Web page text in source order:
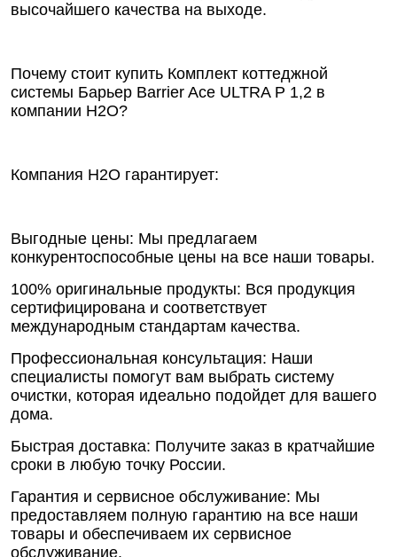
высочайшего качества на выходе.
Почему стоит купить Комплект коттеджной
системы Барьер Barrier Ace ULTRA P 1,2 в
компании Н2О?
Компания Н2О гарантирует:
Выгодные цены: Мы предлагаем
конкурентоспособные цены на все наши товары.
100% оригинальные продукты: Вся продукция
сертифицирована и соответствует
международным стандартам качества.
Профессиональная консультация: Наши
специалисты помогут вам выбрать систему
очистки, которая идеально подойдет для вашего
дома.
Быстрая доставка: Получите заказ в кратчайшие
сроки в любую точку России.
Гарантия и сервисное обслуживание: Мы
предоставляем полную гарантию на все наши
товары и обеспечиваем их сервисное
обслуживание.